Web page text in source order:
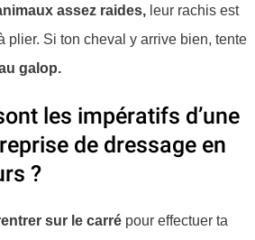
assez raides,leur rachis est
plier. Si ton cheval y arrive bien, tente
galop.
les impératifs d’une
de dressage en
?
sur le carré pour effectuer ta